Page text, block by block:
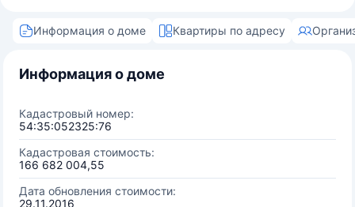
Информация о доме Квартиры по адресу
Информация о доме
Кадастровый номер:
54:35:052325:76
Кадастровая стоимость:
166 682 004,55
Дата обновления стоимости:
29.11.2016